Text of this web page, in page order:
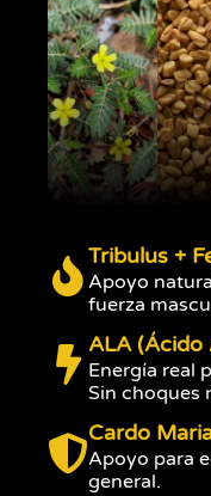
Tribulus +
Apoyo
fuerza
ALA (Ácido
Energía real
Sin choques
Cardo
Apoyo para
general.